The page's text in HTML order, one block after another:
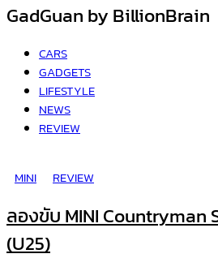
GadGuan by BillionBrain
CARS
GADGETS
LIFESTYLE
NEWS
REVIEW
MINI REVIEW
ลองขับ MINI Countryman
(U25)